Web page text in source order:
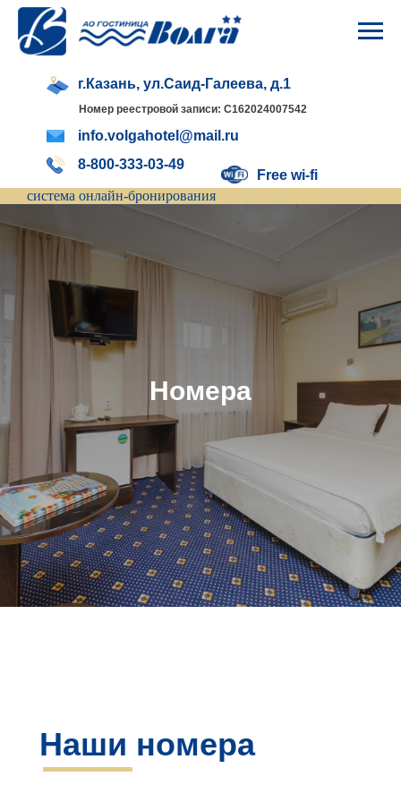
8-800-333-03-49
г.Казань, ул.Саид-Галеева, д.1
Номер реестровой записи: С162024007542
info.volgahotel@mail.ru
Free wi-fi
система онлайн-бронирования
Номера
Наши номера